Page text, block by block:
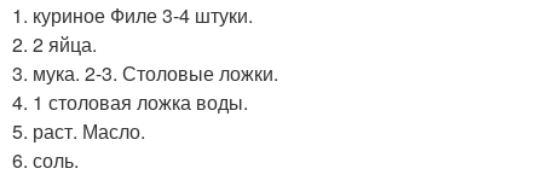
1. куриное Филе 3-4 штуки.
2. 2 яйца.
3. мука. 2-3. Столовые ложки.
4. 1 столовая ложка воды.
5. раст. Масло.
6. соль.